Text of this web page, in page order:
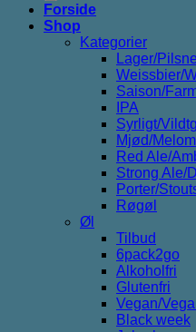
Forside
Shop
Kategorier
Lager/
Weissbier/
Saison/
IPA
Syrligt/
Mjød/
Red Ale/
Strong Ale/
Porter/
Røgøl
Øl
Tilbud
6pack2go
Alkoholfri
Glutenfri
Vegan/
Black week